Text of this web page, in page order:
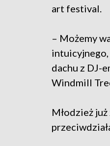
art festival.
– Możemy
dachu z DJ-
Windmill
Młodzież